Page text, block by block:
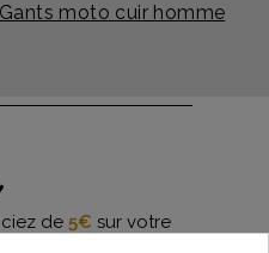
Gants moto cuir homme
de 5€ sur votre